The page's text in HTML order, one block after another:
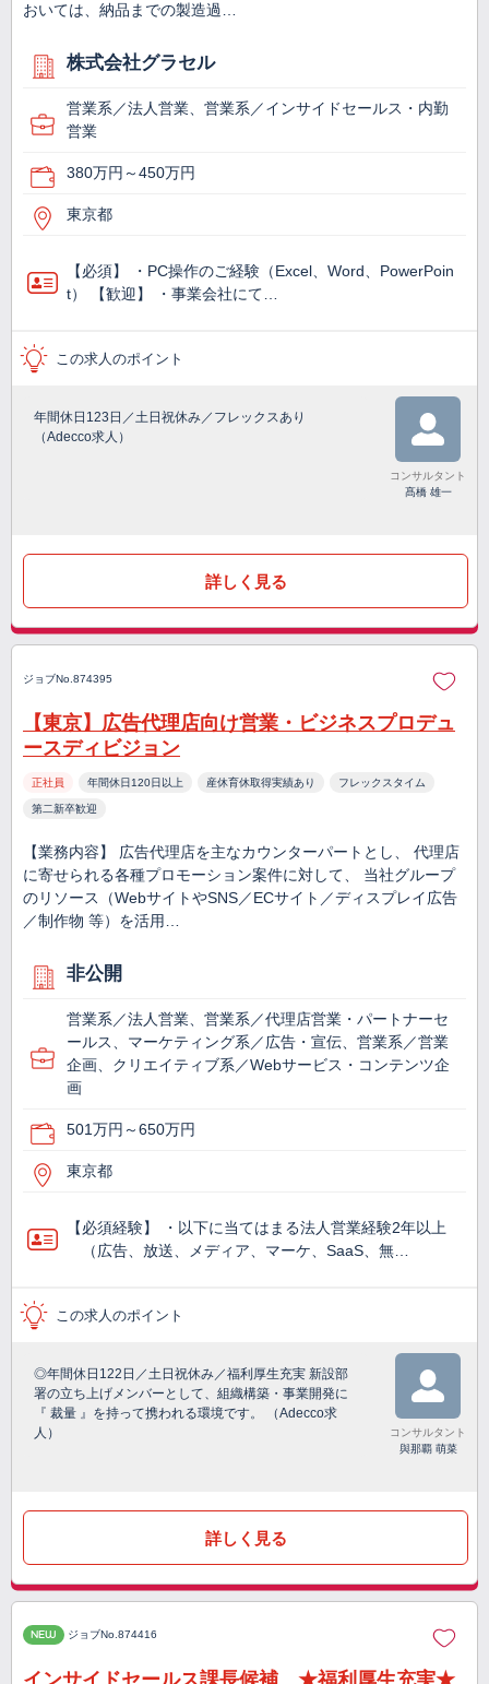
おいては、納品までの製造過…
株式会社グラセル
営業系／法人営業、営業系／インサイドセールス・内勤
営業
380万円～450万円
東京都
【必須】 ・PC操作のご経験（Excel、Word、PowerPoin
t） 【歓迎】 ・事業会社にて…
この求人のポイント
年間休日123日／土日祝休み／フレックスあり
（Adecco求人）
コンサルタント
髙橋 雄一
詳しく見る
ジョブNo.874395
【東京】広告代理店向け営業・ビジネスプロデュ
ースディビジョン
正社員 年間休日120日以上 産休育休取得実績あり フレックスタイム
第二新卒歓迎
【業務内容】 広告代理店を主なカウンターパートとし、 代理店
に寄せられる各種プロモーション案件に対して、 当社グループ
のリソース（WebサイトやSNS／ECサイト／ディスプレイ広告
／制作物 等）を活用…
非公開
営業系／法人営業、営業系／代理店営業・パートナーセ
ールス、マーケティング系／広告・宣伝、営業系／営業
企画、クリエイティブ系／Webサービス・コンテンツ企
画
501万円～650万円
東京都
【必須経験】 ・以下に当てはまる法人営業経験2年以上
（広告、放送、メディア、マーケ、SaaS、無…
この求人のポイント
◎年間休日122日／土日祝休み／福利厚生充実 新設部
署の立ち上げメンバーとして、組織構築・事業開発に
『 裁量 』を持って携われる環境です。 （Adecco求
人）
コンサルタント
與那覇 萌菜
詳しく見る
NEW ジョブNo.874416